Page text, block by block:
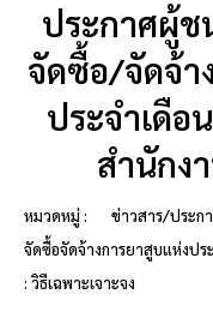
ประกาศผู้ช
จัดซื้อ/จัดจ้า
ประจำเดือ
สำนักง
หมวดหมู่ :
ข่าวสาร/ประก
จัดซื้อจัดจ้างการยาสูบแห่งปร
: วิธีเฉพาะเจาะจง